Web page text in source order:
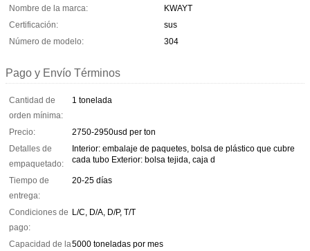
Nombre de la marca:
KWAYT
Certificación:
sus
Número de modelo:
304
Pago y Envío Términos
Cantidad de
orden mínima:
1 tonelada
Precio:
2750-2950usd per ton
Detalles de
empaquetado:
Interior: embalaje de paquetes, bolsa de plástico que cubre
cada tubo Exterior: bolsa tejida, caja d
Tiempo de
entrega:
20-25 días
Condiciones de
pago:
L/C, D/A, D/P, T/T
Capacidad de la5000 toneladas por mes